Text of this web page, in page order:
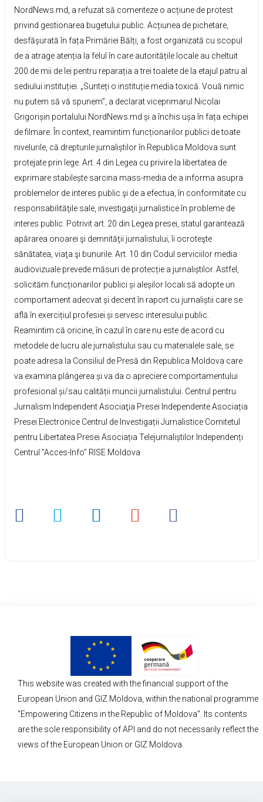
NordNews.md, a refuzat să comenteze o acțiune de protest
privind gestionarea bugetului public. Acțiunea de pichetare,
desfășurată în fața Primăriei Bălți, a fost organizată cu scopul
de a atrage atenția la felul în care autoritățile locale au cheltuit
200 de mii de lei pentru reparația a trei toalete de la etajul patru al
sediului instituției. „Sunteți o instituție media toxică. Vouă nimic
nu putem să vă spunem”, a declarat viceprimarul Nicolai
Grigorișin portalului NordNews.md și a închis ușa în fața echipei
de filmare. În context, reamintim funcționarilor publici de toate
nivelurile, că drepturile jurnaliștilor în Republica Moldova sunt
protejate prin lege. Art. 4 din Legea cu privire la libertatea de
exprimare stabilește sarcina mass-media de a informa asupra
problemelor de interes public şi de a efectua, în conformitate cu
responsabilităţile sale, investigaţii jurnalistice în probleme de
interes public. Potrivit art. 20 din Legea presei, statul garantează
apărarea onoarei şi demnităţii jurnalistului, îi ocroteşte
sănătatea, viaţa şi bunurile. Art. 10 din Codul serviciilor media
audiovizuale prevede măsuri de protecție a jurnaliștilor. Astfel,
solicităm funcționarilor publici și aleșilor locali să adopte un
comportament adecvat și decent în raport cu jurnaliștii care se
află în exercițiul profesiei și servesc interesului public.
Reamintim că oricine, în cazul în care nu este de acord cu
metodele de lucru ale jurnalistului sau cu materialele sale, se
poate adresa la Consiliul de Presă din Republica Moldova care
va examina plângerea și va da o apreciere comportamentului
profesional și/sau calității muncii jurnalistului. Centrul pentru
Jurnalism Independent Asociaţia Presei Independente Asociația
Presei Electronice Centrul de Investigații Jurnalistice Comitetul
pentru Libertatea Presei Asociația Telejurnaliștilor Independenți
Centrul ”Acces-Info” RISE Moldova
This website was created with the financial support of the
European Union and GIZ Moldova, within the national programme
"Empowering Citizens in the Republic of Moldova". Its contents
are the sole responsibility of API and do not necessarily reflect the
views of the European Union or GIZ Moldova.